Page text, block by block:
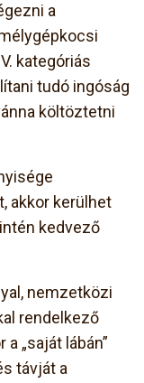
a
kategóriás
tudó ingóság
költöztetni
akkor kerülhet
kedvező
nemzetközi
rendelkező
„saját lábán”
távját a